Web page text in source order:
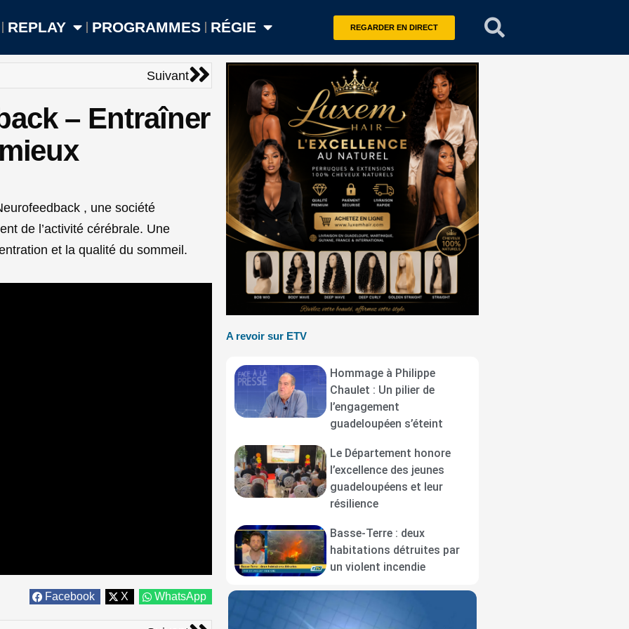
REPLAY PROGRAMMES RÉGIE REGARDER EN DIRECT
SuivantSuivant
– Entraîner
, une société
de l’activité cérébrale. Une
et la qualité du sommeil.
Facebook X WhatsApp
A revoir sur ETV
Hommage à Philippe
Chaulet : Un pilier de
l’engagement
guadeloupéen s’éteint
Le Département honore
l’excellence des jeunes
guadeloupéens et leur
résilience
Basse-Terre : deux
habitations détruites par
un violent incendie